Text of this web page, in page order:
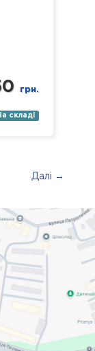
грн.
складі
Далі →